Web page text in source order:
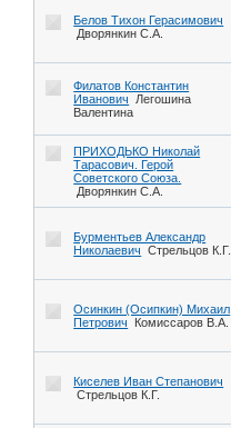
Белов Тихон Герасимович
Дворянкин С.А.
Филатов Константин
Иванович
Легошина
Валентина
ПРИХОДЬКО Николай
Тарасович. Герой
Советского Союза.
Дворянкин С.А.
Бурментьев Александр
Николаевич
Стрельцов К.Г.
Осинкин (Осипкин) Михаил
Петрович
Комиссаров В.А.
Киселев Иван Степанович
Стрельцов К.Г.